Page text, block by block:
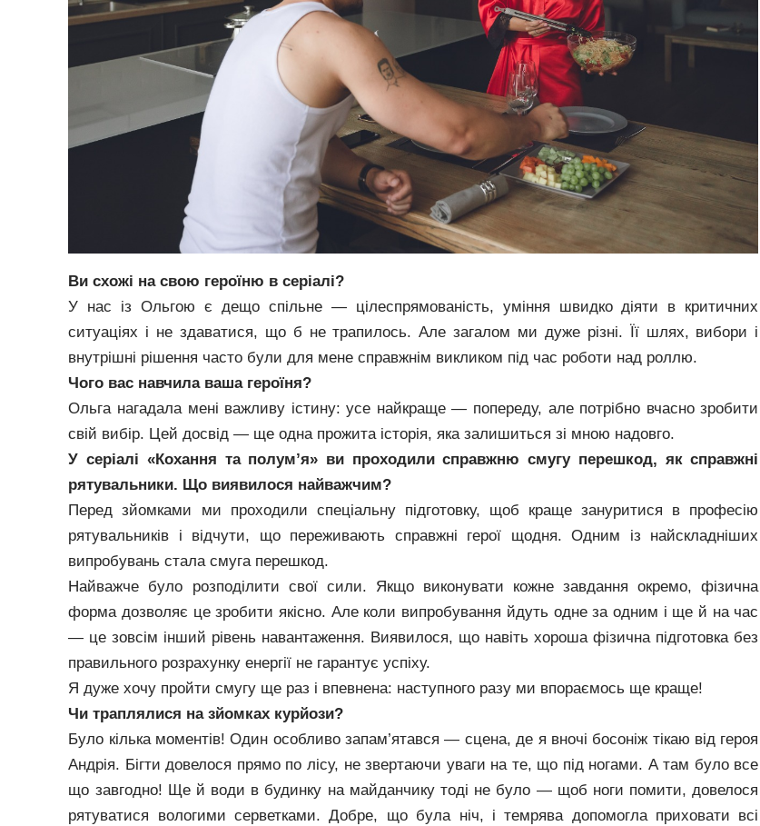
Ви схожі на свою героїню в серіалі?
У нас із Ольгою є дещо спільне — цілеспрямованість, уміння швидко діяти в критичних
ситуаціях і не здаватися, що б не трапилось. Але загалом ми дуже різні. Її шлях, вибори і
внутрішні рішення часто були для мене справжнім викликом під час роботи над роллю.
Чого вас навчила ваша героїня?
Ольга нагадала мені важливу істину: усе найкраще — попереду, але потрібно вчасно зробити
свій вибір. Цей досвід — ще одна прожита історія, яка залишиться зі мною надовго.
У серіалі «Кохання та полум’я» ви проходили справжню смугу перешкод, як справжні
рятувальники. Що виявилося найважчим?
Перед зйомками ми проходили спеціальну підготовку, щоб краще зануритися в професію
рятувальників і відчути, що переживають справжні герої щодня. Одним із найскладніших
випробувань стала смуга перешкод.
Найважче було розподілити свої сили. Якщо виконувати кожне завдання окремо, фізична
форма дозволяє це зробити якісно. Але коли випробування йдуть одне за одним і ще й на час
— це зовсім інший рівень навантаження. Виявилося, що навіть хороша фізична підготовка без
правильного розрахунку енергії не гарантує успіху.
Я дуже хочу пройти смугу ще раз і впевнена: наступного разу ми впораємось ще краще!
Чи траплялися на зйомках курйози?
Було кілька моментів! Один особливо запам’ятався — сцена, де я вночі босоніж тікаю від героя
Андрія. Бігти довелося прямо по лісу, не звертаючи уваги на те, що під ногами. А там було все
що завгодно! Ще й води в будинку на майданчику тоді не було — щоб ноги помити, довелося
рятуватися вологими серветками. Добре, що була ніч, і темрява допомогла приховати всі